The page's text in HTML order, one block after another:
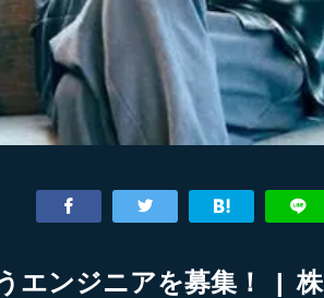
エンジニアを募集！ | 株